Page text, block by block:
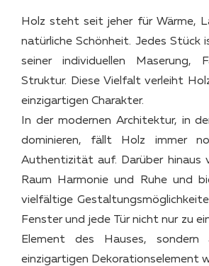
Holz steht seit jeher für Wärme,
natürliche Schönheit. Jedes Stück
seiner individuellen Maserung,
Struktur. Diese Vielfalt verleiht
einzigartigen Charakter.
In der modernen Architektur, in
dominieren, fällt Holz immer
Authentizität auf. Darüber hinaus
Raum Harmonie und Ruhe und
vielfältige
Fenster und jede Tür nicht nur zu
Element des Hauses, sondern
einzigartigen Dekorationselement